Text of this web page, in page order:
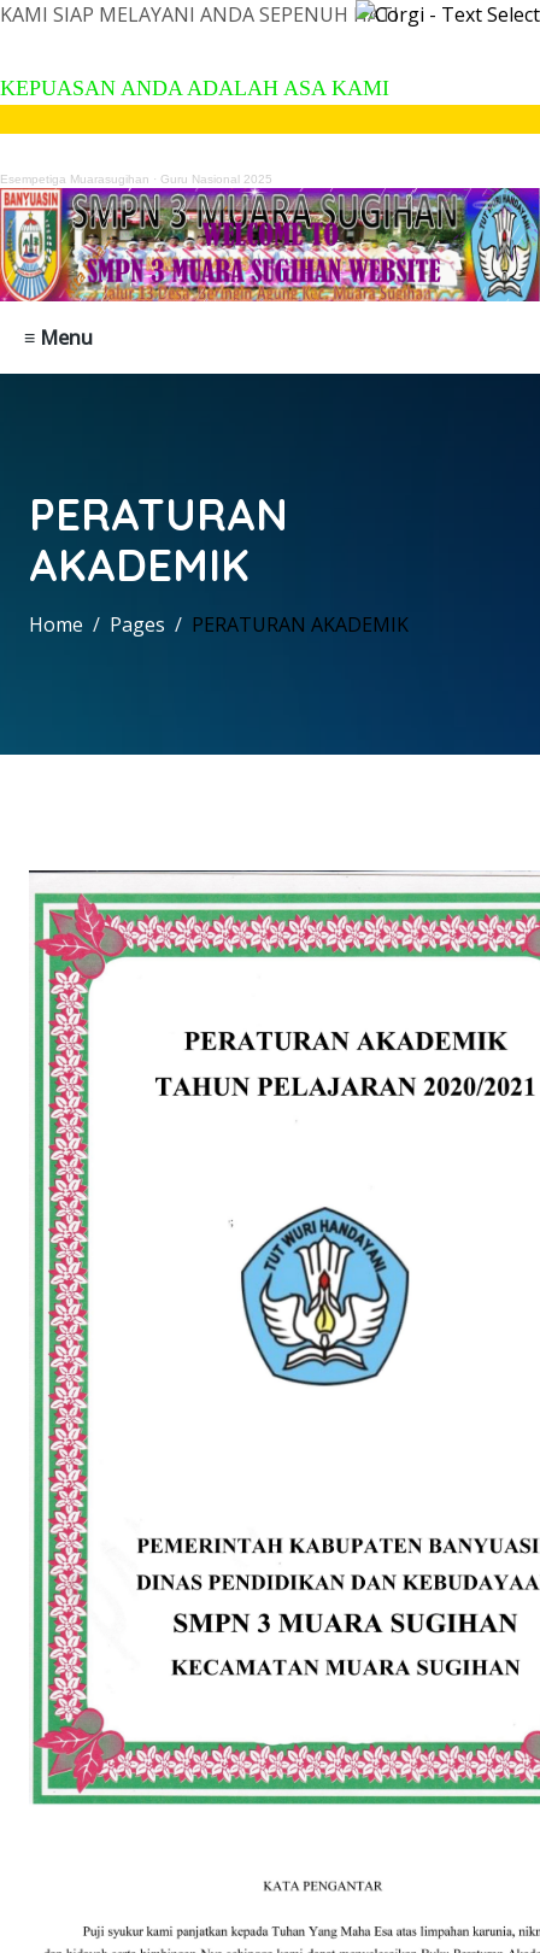
KAMI SIAP MELAYANI ANDA SEPENUH HATI
KEPUASAN ANDA ADALAH ASA KAMI
Esempetiga Muarasugihan · Guru Nasional 2025
≡ Menu
PERATURAN
AKADEMIK
Home Pages PERATURAN AKADEMIK